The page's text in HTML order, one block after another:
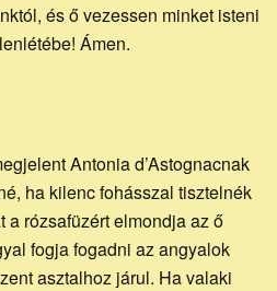
és ő vezessen minket isteni
Ámen.
Antonia d’Astognacnak
ha kilenc fohásszal tisztelnék
a rózsafüzért elmondja az ő
fogja fogadni az angyalok
asztalhoz járul. Ha valaki